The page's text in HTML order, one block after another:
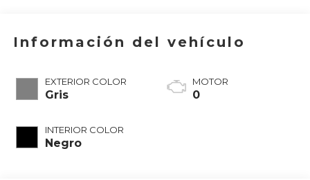
Información del vehículo
EXTERIOR COLOR
Gris
INTERIOR COLOR
Negro
MOTOR
0